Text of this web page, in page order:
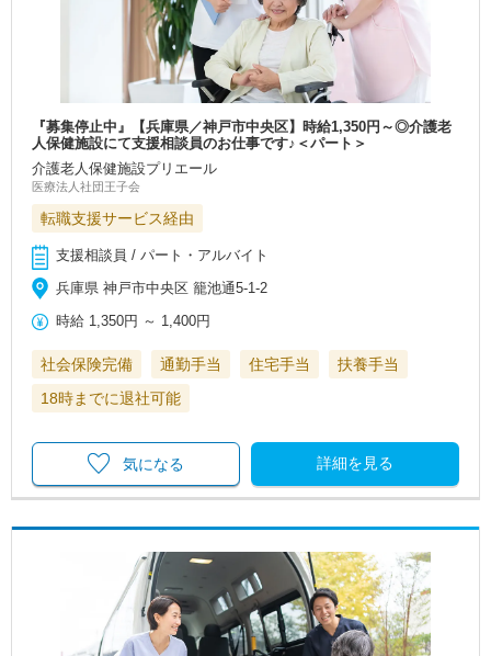
『募集停止中』【兵庫県／神戸市中央区】時給1,350円～◎介護老
人保健施設にて支援相談員のお仕事です♪＜パート＞
介護老人保健施設プリエール
医療法人社団王子会
転職支援サービス経由
支援相談員 / パート・アルバイト
兵庫県 神戸市中央区 籠池通5-1-2
時給 1,350円 ～ 1,400円
社会保険完備 通勤手当 住宅手当
扶養手当
18時までに退社可能
詳細を見る
気になる